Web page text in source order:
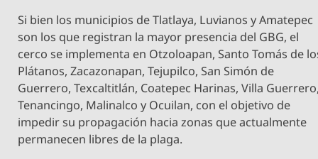
Si bien los municipios de Tlatlaya, Luvianos y Amatepec
son los que registran la mayor presencia del GBG, el
cerco se implementa en Otzoloapan, Santo Tomás de
Plátanos, Zacazonapan, Tejupilco, San Simón de
Guerrero, Texcaltitlán, Coatepec Harinas, Villa
Tenancingo, Malinalco y Ocuilan, con el objetivo de
impedir su propagación hacia zonas que actualmente
permanecen libres de la plaga.